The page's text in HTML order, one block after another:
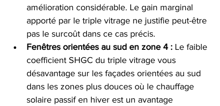
amélioration considérable. Le gain marginal
apporté par le triple vitrage ne justifie peut-être
pas le surcoût dans ce cas précis.
Fenêtres orientées au sud en zone 4 : Le faible
coefficient SHGC du triple vitrage vous
désavantage sur les façades orientées au sud
dans les zones plus douces où le chauffage
solaire passif en hiver est un avantage